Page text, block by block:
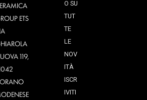
ETS
119,
O SU
TUT
TE
LE
NOV
ITÀ
ISCR
IVITI